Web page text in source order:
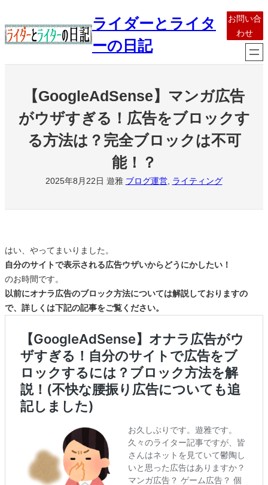
容
を
ライダーとライタ
ーの日記
お問い合
わせ
【GoogleAdSense】マンガ広告
がウザすぎる！広告をブロックす
る方法は？完全ブロックは不可
能！？
2025年8月22日 遊雅 ブログ運営, ライティング
はい、やってまいりました。
自分のサイトで表示される広告ウザいからどうにかしたい！
のお時間です。
以前にオナラ広告のブロック方法については解説しておりますの
で、詳しくは下記の記事をご覧ください。